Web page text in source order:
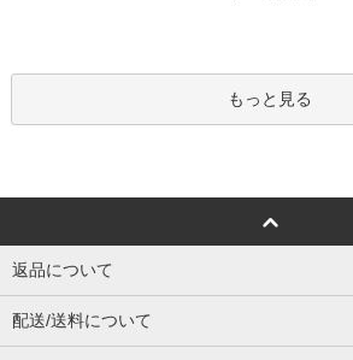
もっと見る
返品について
配送/送料について